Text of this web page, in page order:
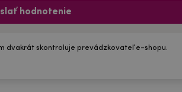
hodnotenie
dvakrát skontroluje prevádzkovateľ e-shopu.